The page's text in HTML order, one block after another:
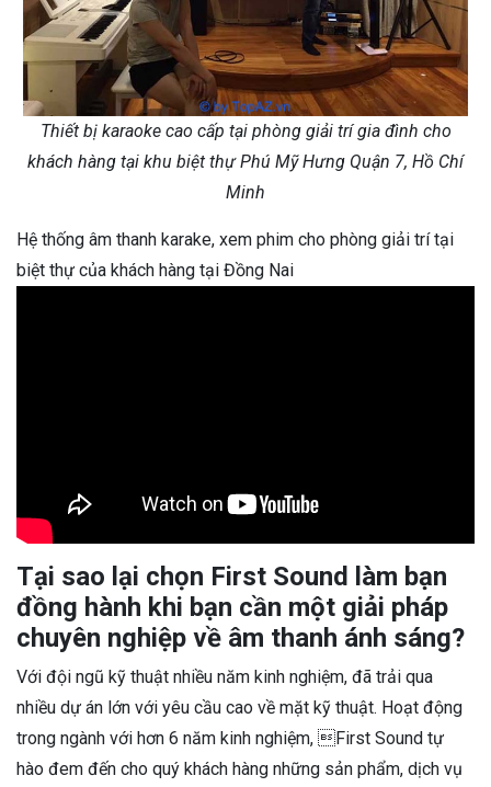
Thiết bị karaoke cao cấp tại phòng giải trí gia đình cho
khách hàng tại khu biệt thự Phú Mỹ Hưng Quận 7, Hồ Chí
Minh
Hệ thống âm thanh karake, xem phim cho phòng giải trí tại
biệt thự của khách hàng tại Đồng Nai
Tại sao lại chọn First Sound làm bạn
đồng hành khi bạn cần một giải pháp
chuyên nghiệp về âm thanh ánh sáng?
Với đội ngũ kỹ thuật nhiều năm kinh nghiệm, đã trải qua
nhiều dự án lớn với yêu cầu cao về mặt kỹ thuật. Hoạt động
trong ngành với hơn 6 năm kinh nghiệm, First Sound tự
hào đem đến cho quý khách hàng những sản phẩm, dịch vụ